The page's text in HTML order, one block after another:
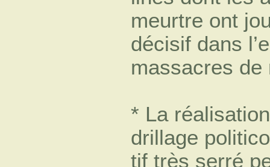
meurtre ont
décisif dans
massacres
* La
drillage
tif très serré